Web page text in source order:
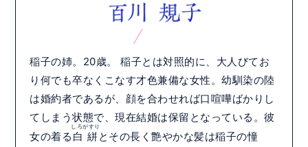
稲子の姉。20歳。 稲子とは対照的に、大人びてお
り何でも卒なくこなす才色兼備な女性。幼馴染の陸
は婚約者であるが、顔を合わせれば口喧嘩ばかりし
てしまう状態で、現在結婚は保留となっている。彼
女の着る 白絣
しろがすり
とその長く艶やかな髪は稲子の憧